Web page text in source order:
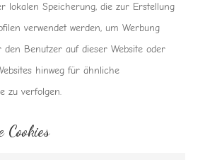
lokalen Speicherung, die zur Erstellung
verwendet werden, um Werbung
den Benutzer auf dieser Website oder
hinweg für ähnliche
zu verfolgen.